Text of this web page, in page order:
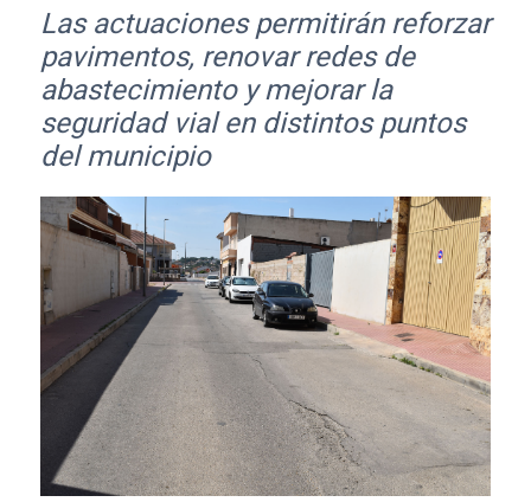
Las actuaciones permitirán reforzar
pavimentos, renovar redes de
abastecimiento y mejorar la
seguridad vial en distintos puntos
del municipio